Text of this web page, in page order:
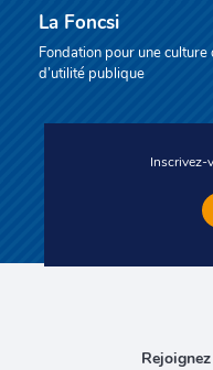
La Foncsi
Fondation pour une
d’utilité publique
Inscrivez-